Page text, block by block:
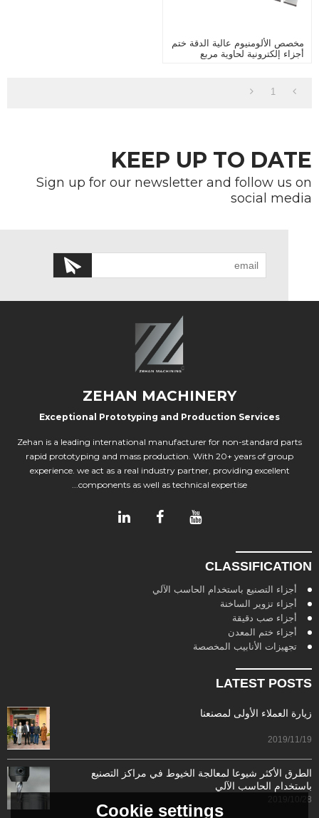
مخصص الألومنيوم عالية الدقة ختم
أجزاء إلكترونية لحاوية مربع
1
KEEP UP TO DATE
Sign up for our newsletter and follow us on
social media
ZEHAN MACHINERY
Exceptional Prototyping and Production Services
Zehan is a leading international manufacturer for non-standard parts
rapid prototyping and mass production. With 20+ years of group
experience. we act as a real industry partner, providing excellent
components as well as technical expertise...
CLASSIFICATION
أجزاء التصنيع باستخدام الحاسب الآلي
أجزاء تزوير الساخنة
أجزاء صب دقيقة
أجزاء ختم المعدن
تجهيزات الأنابيب المخصصة
LATEST POSTS
زيارة العملاء الأولى لمصنعنا
2019/11/19
الطرق الأكثر شيوعا لمعالجة الخيوط في مراكز التصنيع
باستخدام الحاسب الآلي
2019/10/28
Cookie settings